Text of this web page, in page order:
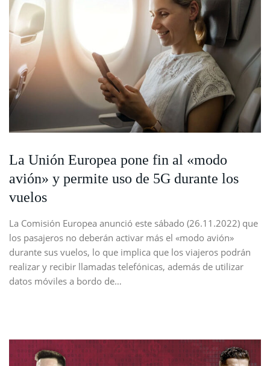
La Unión Europea pone fin al «modo
avión» y permite uso de 5G durante los
vuelos
La Comisión Europea anunció este sábado (26.11.2022) que
los pasajeros no deberán activar más el «modo avión»
durante sus vuelos, lo que implica que los viajeros podrán
realizar y recibir llamadas telefónicas, además de utilizar
datos móviles a bordo de…